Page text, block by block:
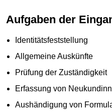
Aufgaben der
Identitätsfeststellung
Allgemeine Auskünfte
Prüfung der Zuständigkeit
Erfassung von
Aushändigung von